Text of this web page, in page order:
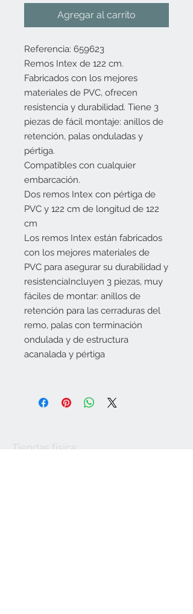
Agregar al carrito
Referencia: 659623
Remos Intex de 122 cm.
Fabricados con los mejores
materiales de PVC, ofrecen
resistencia y durabilidad. Tiene 3
piezas de fácil montaje: anillos de
retención, palas onduladas y
pértiga.
Compatibles con cualquier
embarcación.
Dos remos Intex con pértiga de
PVC y 122 cm de longitud de 122
cm
Los remos Intex están fabricados
con los mejores materiales de
PVC para asegurar su durabilidad y
resistenciaIncluyen 3 piezas, muy
fáciles de montar: anillos de
retención para las cerraduras del
remo, palas con terminación
ondulada y de estructura
acanalada y pértiga
Tiendas física: